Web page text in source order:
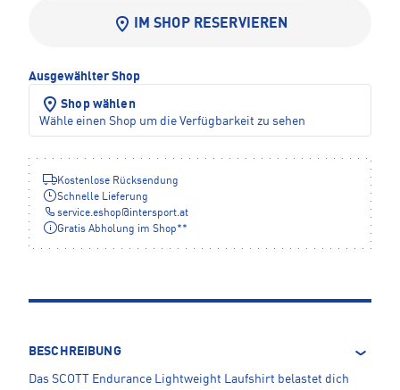
IM SHOP RESERVIEREN
Ausgewählter Shop
Shop wählen
Wähle einen Shop um die Verfügbarkeit zu sehen
Kostenlose Rücksendung
Schnelle Lieferung
service.eshop@intersport.at
Gratis Abholung im Shop**
BESCHREIBUNG
Das SCOTT Endurance Lightweight Laufshirt belastet dich